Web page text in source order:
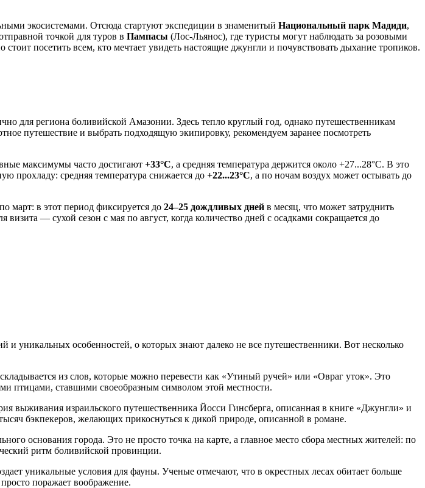
экосистемами. Отсюда стартуют экспедиции в знаменитый Национальный парк Мадиди,
точкой для туров в Пампасы (Лос-Льянос), где туристы могут наблюдать за розовыми
посетить всем, кто мечтает увидеть настоящие джунгли и почувствовать дыхание тропиков.
для региона боливийской Амазонии. Здесь тепло круглый год, однако путешественникам
путешествие и выбрать подходящую экипировку, рекомендуем заранее посмотреть
максимумы часто достигают +33°C, а средняя температура держится около +27...28°C. В это
прохладу: средняя температура снижается до +22...23°C, а по ночам воздух может остывать до
март: в этот период фиксируется до 24–25 дождливых дней в месяц, что может затруднить
— сухой сезон с мая по август, когда количество дней с осадками сокращается до
уникальных особенностей, о которых знают далеко не все путешественники. Вот несколько
из слов, которые можно перевести как «Утиный ручей» или «Овраг уток». Это
птицами, ставшими своеобразным символом этой местности.
выживания израильского путешественника Йосси Гинсберга, описанная в книге «Джунгли» и
бэкпекеров, желающих прикоснуться к дикой природе, описанной в романе.
основания города. Это не просто точка на карте, а главное место сбора местных жителей: по
ритм боливийской провинции.
уникальные условия для фауны. Ученые отмечают, что в окрестных лесах обитает больше
поражает воображение.